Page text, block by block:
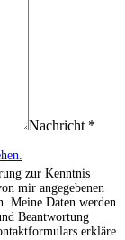
Nachricht *
zur Kenntnis
mir angegebenen
Meine Daten werden
Beantwortung
erkläre